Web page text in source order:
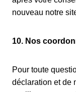
nouveau notre
10. Nos
Pour toute
déclaration et de